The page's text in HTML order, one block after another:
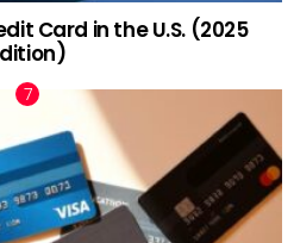
Card in the U.S. (2025